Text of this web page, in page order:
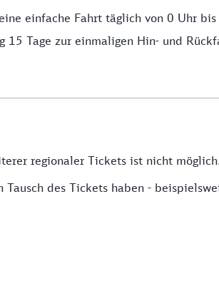
einfache Fahrt täglich von 0 Uhr bis
15 Tage zur einmaligen Hin- und
regionaler Tickets ist nicht
des Tickets haben -